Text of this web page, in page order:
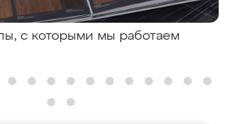
с которыми мы работаем